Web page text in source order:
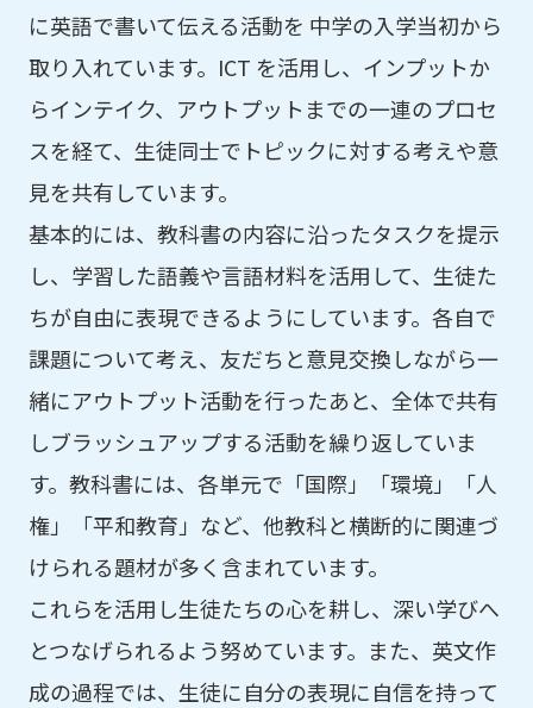
に英語で書いて伝える活動を 中学の入学当初から
取り入れています。ICT を活用し、インプットか
らインテイク、アウトプットまでの一連のプロセ
スを経て、生徒同士でトピックに対する考えや意
見を共有しています。
基本的には、教科書の内容に沿ったタスクを提示
し、学習した語義や言語材料を活用して、生徒た
ちが自由に表現できるようにしています。各自で
課題について考え、友だちと意見交換しながら一
緒にアウトプット活動を行ったあと、全体で共有
しブラッシュアップする活動を繰り返していま
す。教科書には、各単元で「国際」「環境」「人
権」「平和教育」など、他教科と横断的に関連づ
けられる題材が多く含まれています。
これらを活用し生徒たちの心を耕し、深い学びへ
とつなげられるよう努めています。また、英文作
成の過程では、生徒に自分の表現に自信を持って